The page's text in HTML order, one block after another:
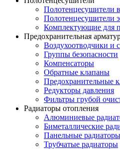
Полотенцесушители
Полотенцесушители
Комплектующие для
Предохранительная
Воздухоотводчики и
Группы безопасности
Компенсаторы
Обратные клапаны
Предохранительные
Редукторы давления
Фильтры грубой
Радиаторы отопления
Алюминиевые
Биметаллические
Панельные радиаторы
Трубчатые радиаторы